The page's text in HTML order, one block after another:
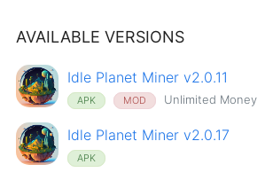
AVAILABLE VERSIONS
Idle Planet Miner v2.0.11
APK MOD Unlimited Money
Idle Planet Miner v2.0.17
APK